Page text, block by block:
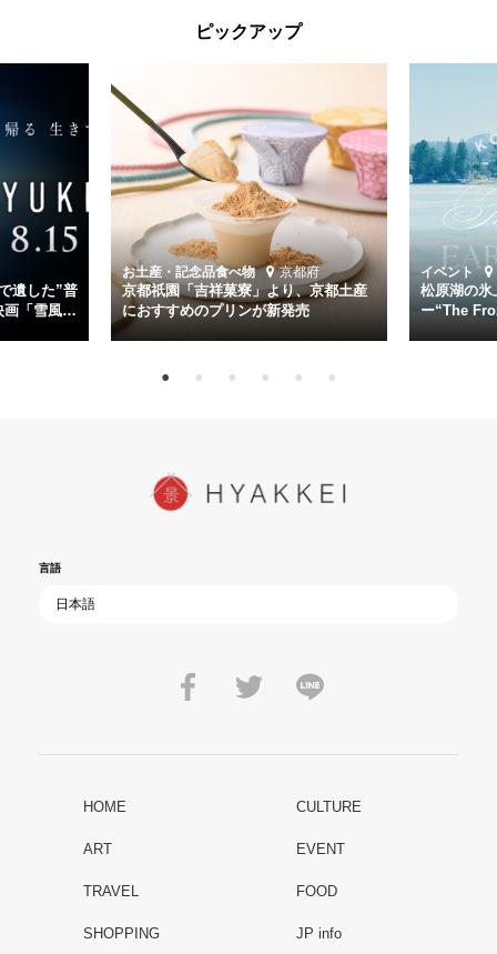
くの仲間の命を救い帰還させ、戦後まで生き抜き「幸運艦」と呼ばれ
主演は「雪風」の艦長・寺澤一利を演じる竹野内豊。先任伍長・早瀬
幸平を玉木宏が演じるほか、奥平大兼、田中麗奈、石丸幹二、益岡徹
など実力派俳優が共演。そして戦艦大和と運命を共にした帝国海軍・
第二艦隊司令長官、伊藤整一を中井貴一が圧倒的な存在感で演じ切
る。
時代が再び、分断と暴力に揺れる現代。本作は「同じ過ちを繰り返す
道を歩んではいないか」と、彼らが命をかけて守りたいと願っ
た”今”を生きる私達に問いかける。戦後80年、戦争の記憶が薄れゆく
今だからこそ、尊い平和の価値を未来に繋ぐ作品『雪風 YUKIKAZE』
を多くの方にご覧いただきたい。
ピックアップ
遺した”普
画「雪風
お土産・記念品食べ物 京都府
京都祇園「吉祥菓寮」より、京都土産
におすすめのプリンが新発売
イベント
松原湖の氷
ー“The
言語
HOME CULTURE
ART EVENT
TRAVEL FOOD
SHOPPING JP info